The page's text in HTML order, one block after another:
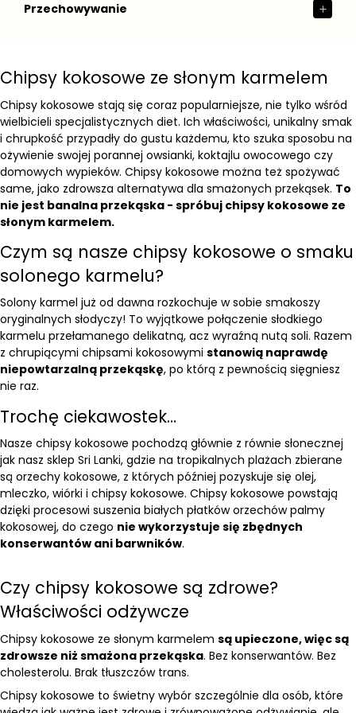
Przechowywanie
Chipsy kokosowe ze słonym karmelem
Chipsy kokosowe stają się coraz popularniejsze, nie tylko wśród
wielbicieli specjalistycznych diet. Ich właściwości, unikalny smak
i chrupkość przypadły do gustu każdemu, kto szuka sposobu na
ożywienie swojej porannej owsianki, koktajlu owocowego czy
domowych wypieków. Chipsy kokosowe można też spożywać
same, jako zdrowsza alternatywa dla smażonych przekąsek. To
nie jest banalna przekąska - spróbuj chipsy kokosowe ze
słonym karmelem.
Czym są nasze chipsy kokosowe o smaku
solonego karmelu?
Solony karmel już od dawna rozkochuje w sobie smakoszy
oryginalnych słodyczy! To wyjątkowe połączenie słodkiego
karmelu przełamanego delikatną, acz wyraźną nutą soli. Razem
z chrupiącymi chipsami kokosowymi stanowią naprawdę
niepowtarzalną przekąskę, po którą z pewnością sięgniesz
nie raz.
Trochę ciekawostek…
Nasze chipsy kokosowe pochodzą głównie z równie słonecznej
jak nasz sklep Sri Lanki, gdzie na tropikalnych plażach zbierane
są orzechy kokosowe, z których później pozyskuje się olej,
mleczko, wiórki i chipsy kokosowe. Chipsy kokosowe powstają
dzięki procesowi suszenia białych płatków orzechów palmy
kokosowej, do czego nie wykorzystuje się zbędnych
konserwantów ani barwników.
Czy chipsy kokosowe są zdrowe?
Właściwości odżywcze
Chipsy kokosowe ze słonym karmelem są upieczone, więc są
zdrowsze niż smażona przekąska. Bez konserwantów. Bez
cholesterolu. Brak tłuszczów trans.
Chipsy kokosowe to świetny wybór szczególnie dla osób, które